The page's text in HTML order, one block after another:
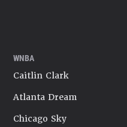
WNBA
Caitlin Clark
Atlanta Dream
Chicago Sky